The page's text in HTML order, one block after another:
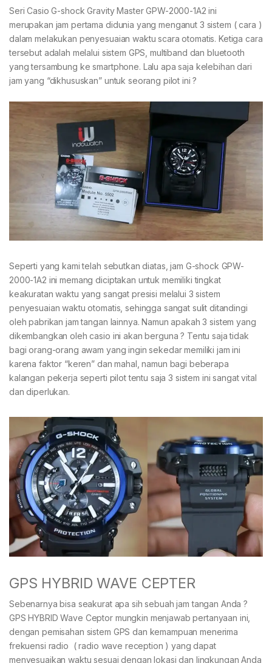
Seri Casio G-shock Gravity Master GPW-2000-1A2 ini
merupakan jam pertama didunia yang menganut 3 sistem ( cara )
dalam melakukan penyesuaian waktu scara otomatis. Ketiga cara
tersebut adalah melalui sistem GPS, multiband dan bluetooth
yang tersambung ke smartphone. Lalu apa saja kelebihan dari
jam yang “dikhususkan” untuk seorang pilot ini ?
Seperti yang kami telah sebutkan diatas, jam G-shock GPW-
2000-1A2 ini memang diciptakan untuk memiliki tingkat
keakuratan waktu yang sangat presisi melalui 3 sistem
penyesuaian waktu otomatis, sehingga sangat sulit ditandingi
oleh pabrikan jam tangan lainnya. Namun apakah 3 sistem yang
dikembangkan oleh casio ini akan berguna ? Tentu saja tidak
bagi orang-orang awam yang ingin sekedar memiliki jam ini
karena faktor “keren” dan mahal, namun bagi beberapa
kalangan pekerja seperti pilot tentu saja 3 sistem ini sangat vital
dan diperlukan.
GPS HYBRID WAVE CEPTER
Sebenarnya bisa seakurat apa sih sebuah jam tangan Anda ?
GPS HYBRID Wave Ceptor mungkin menjawab pertanyaan ini,
dengan pemisahan sistem GPS dan kemampuan menerima
frekuensi radio ( radio wave reception ) yang dapat
menyesuaikan waktu sesuai dengan lokasi dan lingkungan Anda